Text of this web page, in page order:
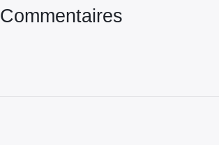
Commentaires